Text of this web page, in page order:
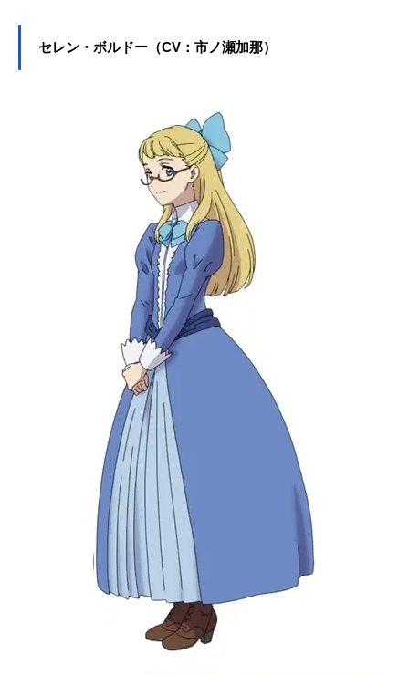
セレン・ボルドー（CV：市ノ瀬加那）